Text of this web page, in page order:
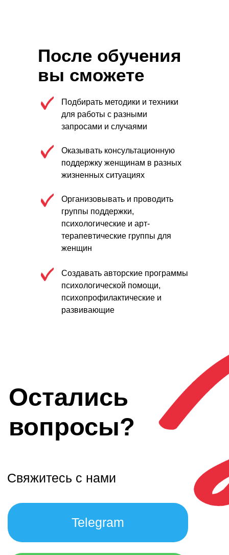
После обучения
вы сможете
Подбирать методики и техники
для работы с разными
запросами и случаями
Организовывать и проводить
группы поддержки,
психологические и арт-
терапевтические группы для
женщин
Оказывать консультационную
поддержку женщинам в разных
жизненных ситуациях
Создавать авторские программы
психологической помощи,
психопрофилактические и
развивающие